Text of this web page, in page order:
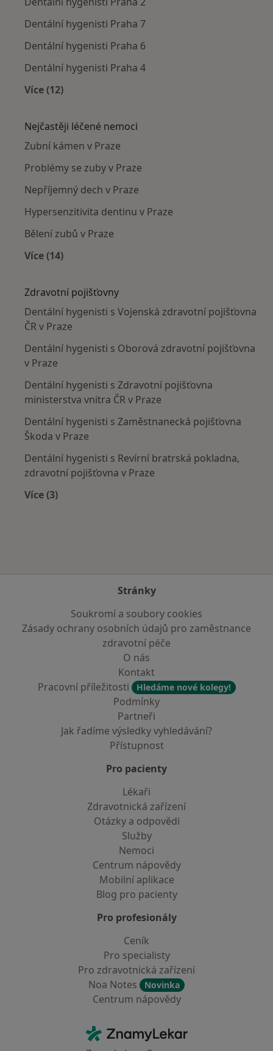
Dentální hygenisti Praha 7
Dentální hygenisti Praha 6
Dentální hygenisti Praha 4
Více (12)
Nejčastěji léčené nemoci
Zubní kámen v Praze
Problémy se zuby v Praze
Nepříjemný dech v Praze
Hypersenzitivita dentinu v Praze
Bělení zubů v Praze
Více (14)
Zdravotní pojišťovny
Dentální hygenisti s Vojenská zdravotní pojišťovna
ČR v Praze
Dentální hygenisti s Oborová zdravotní pojišťovna
v Praze
Dentální hygenisti s Zdravotní pojišťovna
ministerstva vnitra ČR v Praze
Dentální hygenisti s Zaměstnanecká pojišťovna
Škoda v Praze
Dentální hygenisti s Revírní bratrská pokladna,
zdravotní pojišťovna v Praze
Více (3)
Stránky
Soukromí a soubory cookies
Zásady ochrany osobních údajů pro zaměstnance
zdravotní péče
O nás
Kontakt
Pracovní příležitosti
Hledáme nové kolegy!
Podmínky
Partneři
Jak řadíme výsledky vyhledávání?
Přístupnost
Pro pacienty
Lékaři
Zdravotnická zařízení
Otázky a odpovědi
Služby
Nemoci
Centrum nápovědy
Mobilní aplikace
Blog pro pacienty
Pro profesionály
Ceník
Pro specialisty
Pro zdravotnická zařízení
Noa Notes
Novinka
Centrum nápovědy
ZnamyLekar - Hlavní stránka